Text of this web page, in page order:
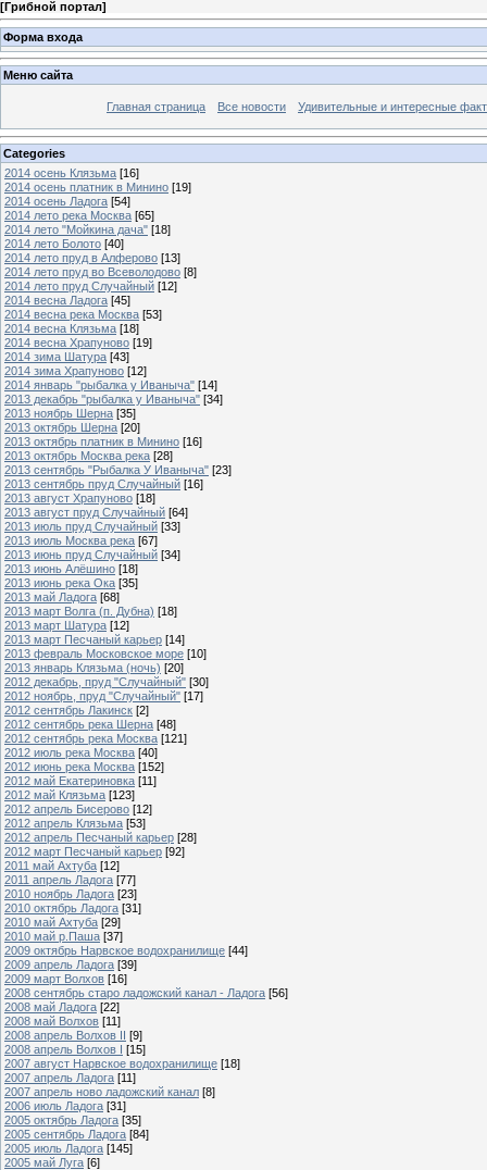
[Грибной портал]
Форма входа
Меню сайта
Главная страница Все новости Удивительные и интересные
Categories
2014 осень Клязьма [16]
2014 осень платник в Минино [19]
2014 осень Ладога [54]
2014 лето река Москва [65]
2014 лето "Мойкина дача" [18]
2014 лето Болото [40]
2014 лето пруд в Алферово [13]
2014 лето пруд во Всеволодово [8]
2014 лето пруд Случайный [12]
2014 весна Ладога [45]
2014 весна река Москва [53]
2014 весна Клязьма [18]
2014 весна Храпуново [19]
2014 зима Шатура [43]
2014 зима Храпуново [12]
2014 январь "рыбалка у Иваныча" [14]
2013 декабрь "рыбалка у Иваныча" [34]
2013 ноябрь Шерна [35]
2013 октябрь Шерна [20]
2013 октябрь платник в Минино [16]
2013 октябрь Москва река [28]
2013 сентябрь "Рыбалка У Иваныча" [23]
2013 сентябрь пруд Случайный [16]
2013 август Храпуново [18]
2013 август пруд Случайный [64]
2013 июль пруд Случайный [33]
2013 июль Москва река [67]
2013 июнь пруд Случайный [34]
2013 июнь Алёшино [18]
2013 июнь река Ока [35]
2013 май Ладога [68]
2013 март Волга (п. Дубна) [18]
2013 март Шатура [12]
2013 март Песчаный карьер [14]
2013 февраль Московское море [10]
2013 январь Клязьма (ночь) [20]
2012 декабрь, пруд "Случайный" [30]
2012 ноябрь, пруд "Случайный" [17]
2012 сентябрь Лакинск [2]
2012 сентябрь река Шерна [48]
2012 сентябрь река Москва [121]
2012 июль река Москва [40]
2012 июнь река Москва [152]
2012 май Екатериновка [11]
2012 май Клязьма [123]
2012 апрель Бисерово [12]
2012 апрель Клязьма [53]
2012 апрель Песчаный карьер [28]
2012 март Песчаный карьер [92]
2011 май Ахтуба [12]
2011 апрель Ладога [77]
2010 ноябрь Ладога [23]
2010 октябрь Ладога [31]
2010 май Ахтуба [29]
2010 май р.Паша [37]
2009 октябрь Нарвское водохранилище [44]
2009 апрель Ладога [39]
2009 март Волхов [16]
2008 сентябрь старо ладожский канал - Ладога [56]
2008 май Ладога [22]
2008 май Волхов [11]
2008 апрель Волхов II [9]
2008 апрель Волхов I [15]
2007 август Нарвское водохранилище [18]
2007 апрель Ладога [11]
2007 апрель ново ладожский канал [8]
2006 июль Ладога [31]
2005 октябрь Ладога [35]
2005 сентябрь Ладога [84]
2005 июль Ладога [145]
2005 май Луга [6]